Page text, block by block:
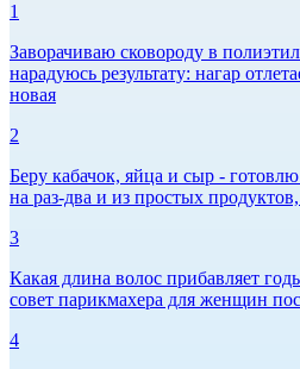
1
Заворачиваю сковороду в
нарадуюсь результату: нагар
новая
2
Беру кабачок, яйца и сыр -
на раз-два и из простых
3
Какая длина волос прибавляет
совет парикмахера для женщин
4